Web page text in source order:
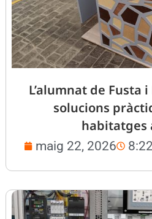
L’alumnat de Fusta
solucions
habitatges
maig 22, 2026